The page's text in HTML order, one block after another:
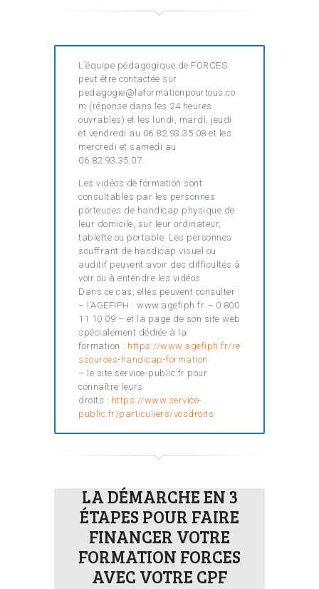
L’équipe pédagogique de FORCES
peut être contactée sur
pedagogie@laformationpourtous.co
m (réponse dans les 24 heures
ouvrables) et les lundi, mardi, jeudi
et vendredi au 06.82.93.35.08 et les
mercredi et samedi au
06.82.93.35.07.
Les vidéos de formation sont
consultables par les personnes
porteuses de handicap physique de
leur domicile, sur leur ordinateur,
tablette ou portable. Les personnes
souffrant de handicap visuel ou
auditif peuvent avoir des difficultés à
voir ou à entendre les vidéos.
Dans ce cas, elles peuvent consulter :
– l’AGEFIPH : www.agefiph.fr – 0 800
11 10 09 – et la page de son site web
spécialement dédiée à la
formation : https://www.agefiph.fr/re
ssources-handicap-formation
– le site service-public.fr pour
connaître leurs
droits : https://www.service-
public.fr/particuliers/vosdroits
LA DÉMARCHE EN 3
ÉTAPES POUR FAIRE
FINANCER VOTRE
FORMATION FORCES
AVEC VOTRE CPF